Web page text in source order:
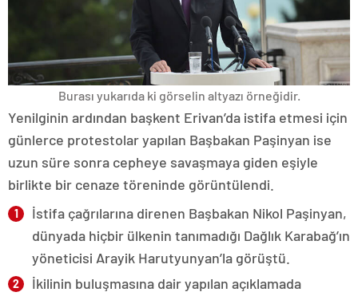
Burası yukarıda ki görselin altyazı örneğidir.
Yenilginin ardından başkent Erivan’da istifa etmesi için
günlerce protestolar yapılan Başbakan Paşinyan ise
uzun süre sonra cepheye savaşmaya giden eşiyle
birlikte bir cenaze töreninde görüntülendi.
İstifa çağrılarına direnen Başbakan Nikol Paşinyan,
dünyada hiçbir ülkenin tanımadığı Dağlık Karabağ’ın
yöneticisi Arayik Harutyunyan’la görüştü.
İkilinin buluşmasına dair yapılan açıklamada